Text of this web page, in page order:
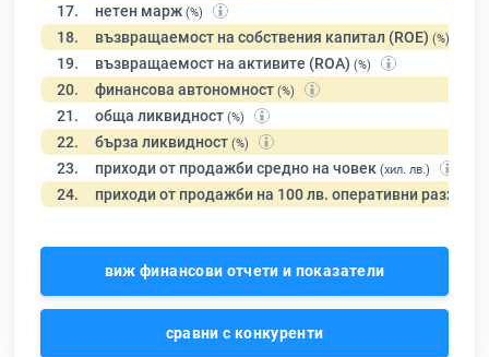
17. нетен марж (%)
18. възвращаемост на собствения капитал (ROE) (%)
19. възвращаемост на активите (ROA) (%)
20. финансова автономност (%)
21. обща ликвидност (%)
22. бърза ликвидност (%)
23. приходи от продажби средно на човек (хил. лв.)
24. приходи от продажби на 100 лв. оперативни разходи
виж финансови отчети и показатели
сравни с конкуренти